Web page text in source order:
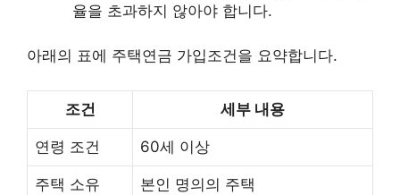
율을 초과하지 않아야 합니다.
아래의 표에 주택연금 가입조건을 요약합니다.
조건 세부 내용
연령 조건 60세 이상
주택 소유 본인 명의의 주택